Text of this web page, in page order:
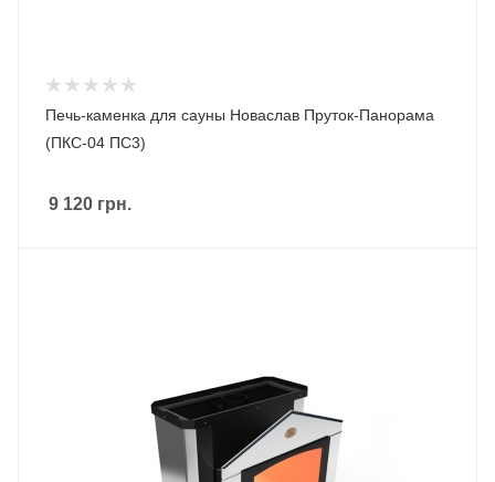
Печь-каменка для сауны Новаслав Пруток-Панорама
(ПКС-04 ПС3)
9 120 грн.